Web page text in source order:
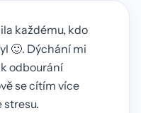
každému, kdo
🙂. Dýchání mi
odbourání
se cítím více
stresu.